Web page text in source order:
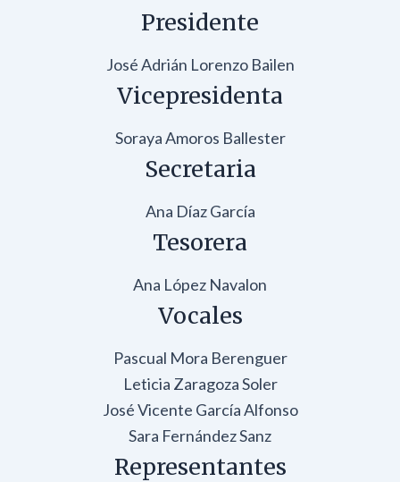
Presidente
José Adrián Lorenzo Bailen
Vicepresidenta
Soraya Amoros Ballester
Secretaria
Ana Díaz García
Tesorera
Ana López Navalon
Vocales
Pascual Mora Berenguer
Leticia Zaragoza Soler
José Vicente García Alfonso
Sara Fernández Sanz
Representantes